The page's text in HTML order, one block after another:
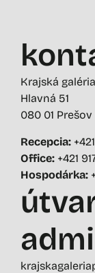
Krajská
Hlavná 51
080 01 Prešov
Recepcia:
Office: +421
Hospodárka: